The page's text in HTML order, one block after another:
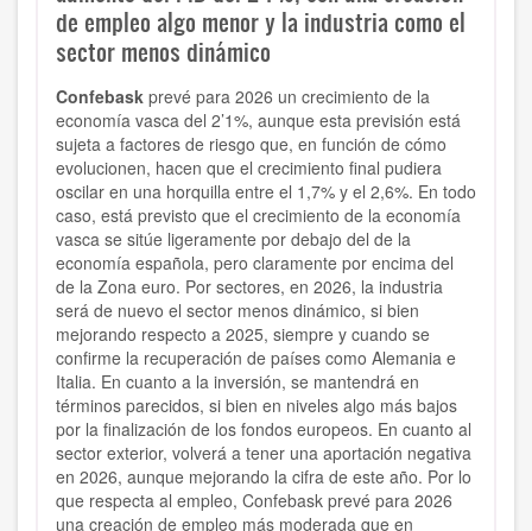
de empleo algo menor y la industria como el
sector menos dinámico
Confebask prevé para 2026 un crecimiento de la
economía vasca del 2’1%, aunque esta previsión está
sujeta a factores de riesgo que, en función de cómo
evolucionen, hacen que el crecimiento final pudiera
oscilar en una horquilla entre el 1,7% y el 2,6%. En todo
caso, está previsto que el crecimiento de la economía
vasca se sitúe ligeramente por debajo del de la
economía española, pero claramente por encima del
de la Zona euro. Por sectores, en 2026, la industria
será de nuevo el sector menos dinámico, si bien
mejorando respecto a 2025, siempre y cuando se
confirme la recuperación de países como Alemania e
Italia. En cuanto a la inversión, se mantendrá en
términos parecidos, si bien en niveles algo más bajos
por la finalización de los fondos europeos. En cuanto al
sector exterior, volverá a tener una aportación negativa
en 2026, aunque mejorando la cifra de este año. Por lo
que respecta al empleo, Confebask prevé para 2026
una creación de empleo más moderada que en